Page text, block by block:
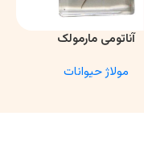
آناتومی مارمولک
مولاژ حیوانات